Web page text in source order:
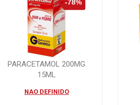
PARACETAMOL 200MG
15ML
NAO DEFINIDO